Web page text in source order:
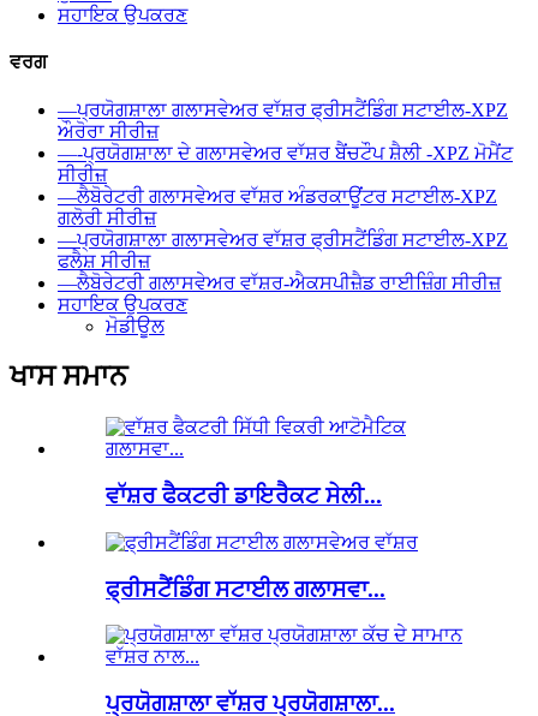
ਸਹਾਇਕ ਉਪਕਰਣ
ਵਰਗ
—ਪ੍ਰਯੋਗਸ਼ਾਲਾ ਗਲਾਸਵੇਅਰ ਵਾੱਸ਼ਰ ਫ੍ਰੀਸਟੈਂਡਿੰਗ ਸਟਾਈਲ-XPZ
ਔਰੋਰਾ ਸੀਰੀਜ਼
—-ਪ੍ਰਯੋਗਸ਼ਾਲਾ ਦੇ ਗਲਾਸਵੇਅਰ ਵਾੱਸ਼ਰ ਬੈਂਚਟੌਪ ਸ਼ੈਲੀ -XPZ ਮੋਮੈਂਟ
ਸੀਰੀਜ਼
—ਲੈਬੋਰੇਟਰੀ ਗਲਾਸਵੇਅਰ ਵਾੱਸ਼ਰ ਅੰਡਰਕਾਊਂਟਰ ਸਟਾਈਲ-XPZ
ਗਲੋਰੀ ਸੀਰੀਜ਼
—ਪ੍ਰਯੋਗਸ਼ਾਲਾ ਗਲਾਸਵੇਅਰ ਵਾੱਸ਼ਰ ਫ੍ਰੀਸਟੈਂਡਿੰਗ ਸਟਾਈਲ-XPZ
ਫਲੈਸ਼ ਸੀਰੀਜ਼
—ਲੈਬੋਰੇਟਰੀ ਗਲਾਸਵੇਅਰ ਵਾੱਸ਼ਰ-ਐਕਸਪੀਜ਼ੈਡ ਰਾਈਜ਼ਿੰਗ ਸੀਰੀਜ਼
ਸਹਾਇਕ ਉਪਕਰਣ
ਮੋਡੀਊਲ
ਖਾਸ ਸਮਾਨ
ਵਾੱਸ਼ਰ ਫੈਕਟਰੀ ਡਾਇਰੈਕਟ ਸੇਲੀ...
ਫ੍ਰੀਸਟੈਂਡਿੰਗ ਸਟਾਈਲ ਗਲਾਸਵਾ...
ਪ੍ਰਯੋਗਸ਼ਾਲਾ ਵਾੱਸ਼ਰ ਪ੍ਰਯੋਗਸ਼ਾਲਾ...